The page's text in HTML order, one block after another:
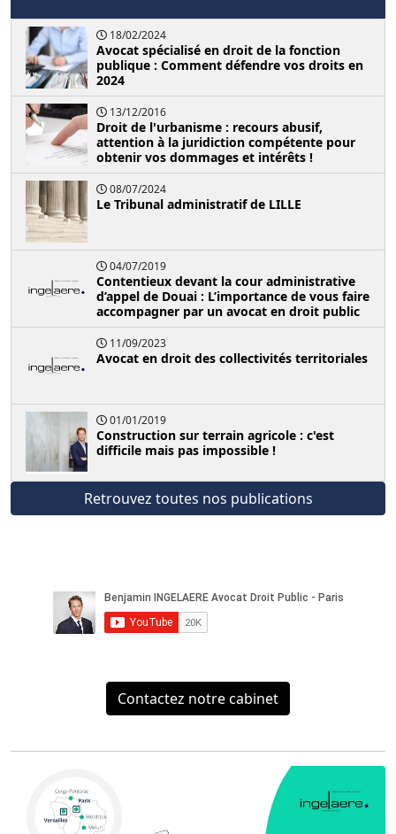
18/02/2024
Avocat spécialisé en droit de la fonction
publique : Comment défendre vos droits en
2024
13/12/2016
Droit de l'urbanisme : recours abusif,
attention à la juridiction compétente pour
obtenir vos dommages et intérêts !
08/07/2024
Le Tribunal administratif de LILLE
04/07/2019
Contentieux devant la cour administrative
d’appel de Douai : L’importance de vous faire
accompagner par un avocat en droit public
11/09/2023
Avocat en droit des collectivités territoriales
01/01/2019
Construction sur terrain agricole : c'est
difficile mais pas impossible !
Retrouvez toutes nos publications
Contactez notre cabinet